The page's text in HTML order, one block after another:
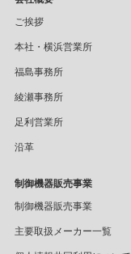
ご挨拶
本社・横浜営業所
福島事務所
綾瀬事務所
足利営業所
沿革
制御機器販売事業
制御機器販売事業
主要取扱メーカー一覧